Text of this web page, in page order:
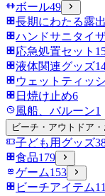
ボール49
長期にわたる露出
ハンドサニタイ
応急処置セット
液体関連グッズ
ウェットティッ
日焼け止め6
風船、バルーン1
ビーチ・アウトドア
子ども用グッズ
食品179
ゲーム153
ビーチアイテム